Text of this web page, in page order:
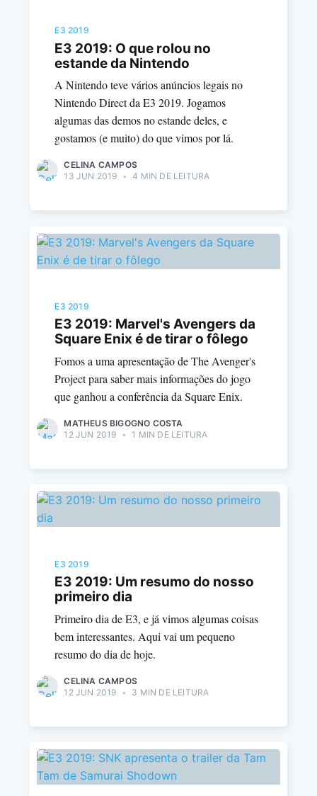
E3 2019
E3 2019: O que rolou no
estande da Nintendo
A Nintendo teve vários anúncios legais no
Nintendo Direct da E3 2019. Jogamos
algumas das demos no estande deles, e
gostamos (e muito) do que vimos por lá.
CELINA CAMPOS
13 JUN 2019 • 4 MIN DE LEITURA
E3 2019
E3 2019: Marvel's Avengers da
Square Enix é de tirar o fôlego
Fomos a uma apresentação de The Avenger's
Project para saber mais informações do jogo
que ganhou a conferência da Square Enix.
MATHEUS BIGOGNO COSTA
12 JUN 2019 • 1 MIN DE LEITURA
E3 2019
E3 2019: Um resumo do nosso
primeiro dia
Primeiro dia de E3, e já vimos algumas coisas
bem interessantes. Aqui vai um pequeno
resumo do dia de hoje.
CELINA CAMPOS
12 JUN 2019 • 3 MIN DE LEITURA